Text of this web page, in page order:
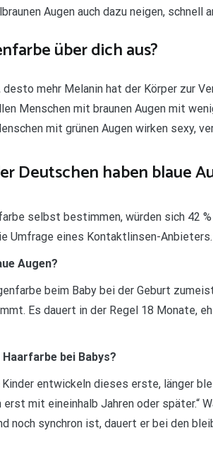
Augen auch dazu neigen, schnell
über dich aus?
mehr Melanin hat der Körper zur
Menschen mit braunen Augen mit
mit grünen Augen wirken sexy,
Deutschen haben blaue
selbst bestimmen, würden sich 42
Umfrage eines Kontaktlinsen-Anbieters.
Augen?
beim Baby bei der Geburt
Es dauert in der Regel 18 Monate,
bei Babys?
Kinder entwickeln dieses erste, länger
erst mit eineinhalb Jahren oder später.“
noch synchron ist, dauert er bei den